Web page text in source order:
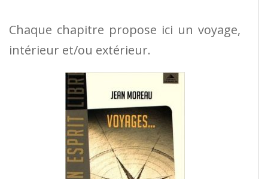
Chaque chapitre propose ici un voyage,
intérieur et/ou extérieur.